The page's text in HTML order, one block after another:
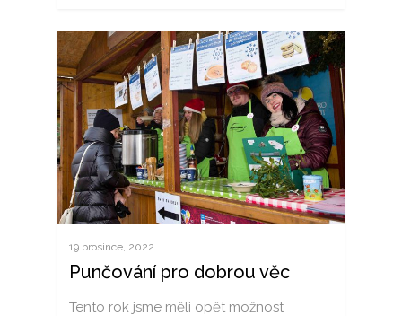
19 prosince, 2022
Punčování pro dobrou věc
Tento rok jsme měli opět možnost